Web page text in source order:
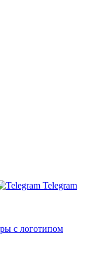
Telegram